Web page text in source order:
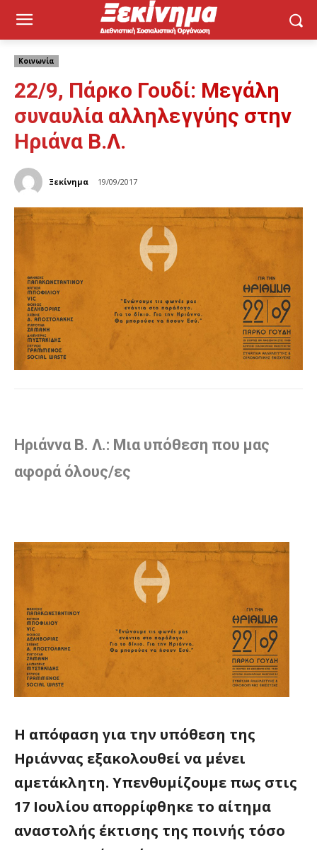
Κοινωνία
22/9, Πάρκο Γουδί: Μεγάλη
συναυλία αλληλεγγύης στην
Ηριάνα Β.Λ.
Ξεκίνημα 19/09/2017
Ηριάννα Β. Λ.: Μια υπόθεση που μας
αφορά όλους/ες
Η απόφαση για την υπόθεση της
Ηριάννας εξακολουθεί να μένει
αμετάκλητη. Υπενθυμίζουμε πως στις
17 Ιουλίου απορρίφθηκε το αίτημα
αναστολής έκτισης της ποινής τόσο